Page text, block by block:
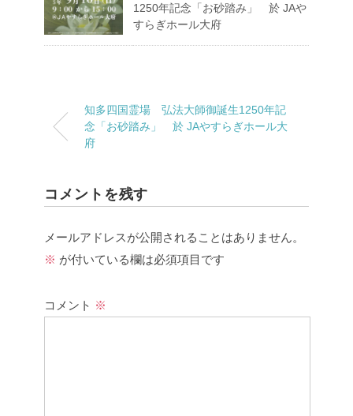
1250年記念「お砂踏み」 於 JAや
すらぎホール大府
知多四国霊場 弘法大師御誕生1250年記
念「お砂踏み」 於 JAやすらぎホール大
府
コメントを残す
メールアドレスが公開されることはありません。
※ が付いている欄は必須項目です
コメント ※